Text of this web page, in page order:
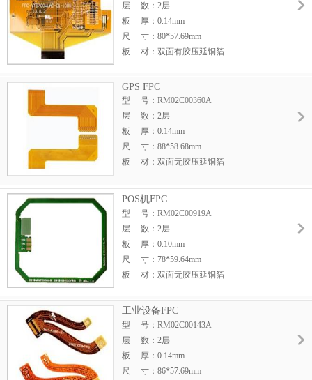
层 数：2层
板 厚：0.14mm
尺 寸：80*57.69mm
板 材：双面有胶压延铜箔
孔内铜厚：9um
线宽线距：0.05mm
最小孔径：0.2mm
表面处理：沉金≥1u"
产品用途：LED显示软板
GPS FPC
型 号：RM02C00360A
层 数：2层
板 厚：0.14mm
尺 寸：88*58.68mm
板 材：双面无胶压延铜箔
孔内铜厚：9um
线宽线距：0.075mm
最小孔径：0.2mm
表面处理：沉金≥1u"
产品用途：GPS软板
POS机FPC
型 号：RM02C00919A
层 数：2层
板 厚：0.10mm
尺 寸：78*59.64mm
板 材：双面无胶压延铜箔
孔内铜厚：12um
线宽线距：0.12mm
最小孔径：0.2mm
表面处理：沉金≥1u"
产品用途：POS机软板
工业设备FPC
型 号：RM02C00143A
层 数：2层
板 厚：0.14mm
尺 寸：86*57.69mm